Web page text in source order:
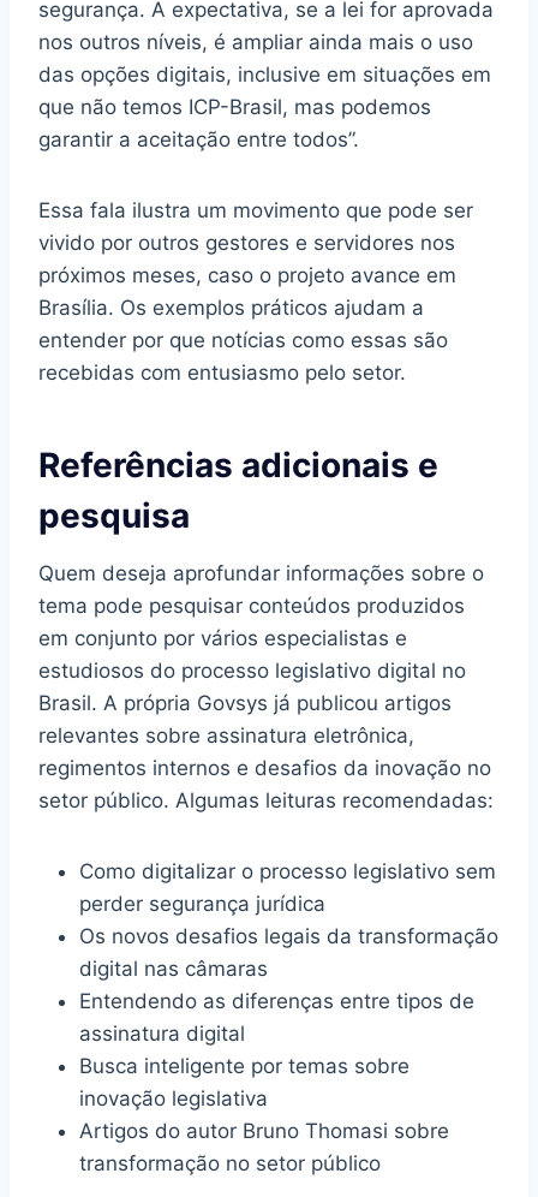
segurança. A expectativa, se a lei for aprovada
nos outros níveis, é ampliar ainda mais o uso
das opções digitais, inclusive em situações em
que não temos ICP-Brasil, mas podemos
garantir a aceitação entre todos”.
Essa fala ilustra um movimento que pode ser
vivido por outros gestores e servidores nos
próximos meses, caso o projeto avance em
Brasília. Os exemplos práticos ajudam a
entender por que notícias como essas são
recebidas com entusiasmo pelo setor.
Referências adicionais e
pesquisa
Quem deseja aprofundar informações sobre o
tema pode pesquisar conteúdos produzidos
em conjunto por vários especialistas e
estudiosos do processo legislativo digital no
Brasil. A própria Govsys já publicou artigos
relevantes sobre assinatura eletrônica,
regimentos internos e desafios da inovação no
setor público. Algumas leituras recomendadas:
Como digitalizar o processo legislativo sem
perder segurança jurídica
Os novos desafios legais da transformação
digital nas câmaras
Entendendo as diferenças entre tipos de
assinatura digital
Busca inteligente por temas sobre
inovação legislativa
Artigos do autor Bruno Thomasi sobre
transformação no setor público